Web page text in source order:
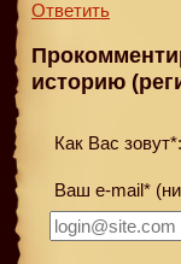
Ответить
историю
Как Вас зовут*:
Ваш e-mail*